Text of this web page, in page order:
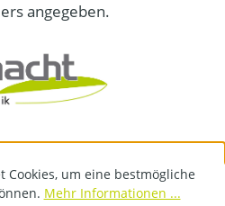
angegeben.
Cookies, um eine bestmögliche
Mehr Informationen ...